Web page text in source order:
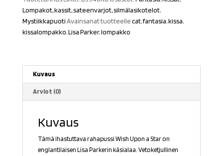
määrä
Lompakot, kassit, sateenvarjot, silmälasikotelot,
MystiikkapuotiAvainsanat tuotteellecat,fantasia,kissa,
kissalompakko,Lisa Parker,lompakko
Kuvaus
Arviot (0)
Kuvaus
Tämä ihastuttava rahapussi Wish Upon a Star on
englantilaisen Lisa Parkerin käsialaa. Vetoketjullinen